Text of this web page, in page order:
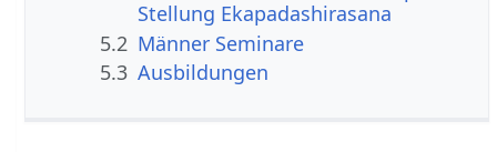
Stellung Ekapadashirasana
5.2 Männer Seminare
5.3 Ausbildungen